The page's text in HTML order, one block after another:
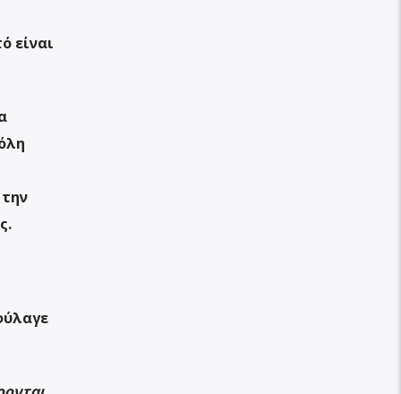
είναι